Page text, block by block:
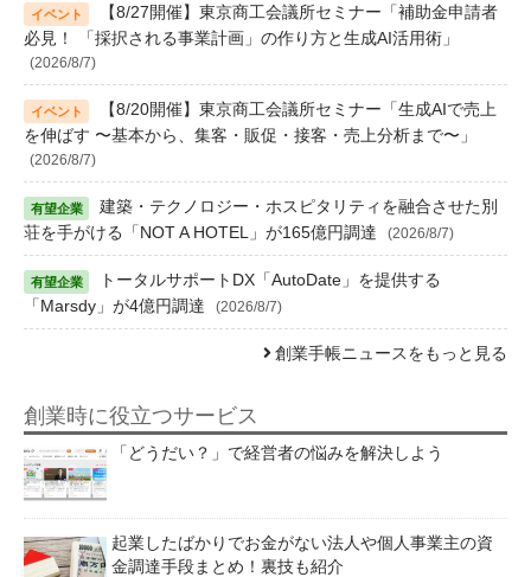
【8/27開催】東京商工会議所セミナー「補助金申請者
必見！ 「採択される事業計画」の作り方と生成AI活用術」
(2026/8/7)
【8/20開催】東京商工会議所セミナー「生成AIで売上
を伸ばす 〜基本から、集客・販促・接客・売上分析まで〜」
(2026/8/7)
建築・テクノロジー・ホスピタリティを融合させた別
荘を手がける「NOT A HOTEL」が165億円調達
(2026/8/7)
トータルサポートDX「AutoDate」を提供する
「Marsdy」が4億円調達
(2026/8/7)
創業手帳ニュースをもっと見る
創業時に役立つサービス
「どうだい？」で経営者の悩みを解決しよう
起業したばかりでお金がない法人や個人事業主の資
金調達手段まとめ！裏技も紹介